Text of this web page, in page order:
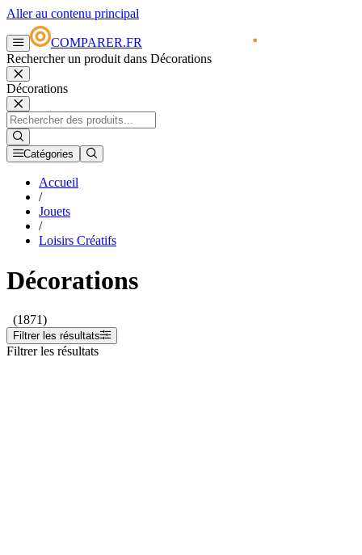
Aller au contenu principal
COMPARER.FR
Rechercher un produit dans Décorations
Décorations
Catégories
Accueil
/
Jouets
/
Loisirs Créatifs
Décorations
(1871)
Filtrer les résultats
Filtrer les résultats